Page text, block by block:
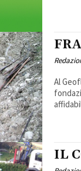
Al
fondazione. Le perforatrici da
IL